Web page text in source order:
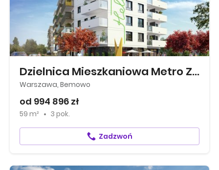
Dzielnica Mieszkaniowa Metro Zachód
Warszawa, Bemowo
od 994 896 zł
59 m² 3 pok.
Zadzwoń